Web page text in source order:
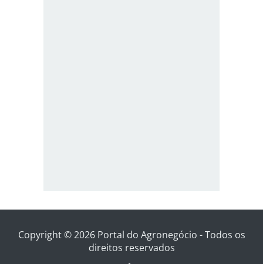
Copyright © 2026 Portal do Agronegócio - Todos os
direitos reservados